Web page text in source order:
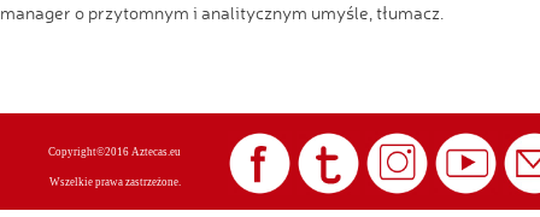
manager o przytomnym i analitycznym umyśle, tłumacz.
Copyright©2016 Aztecas.eu
Wszelkie prawa zastrzeżone.